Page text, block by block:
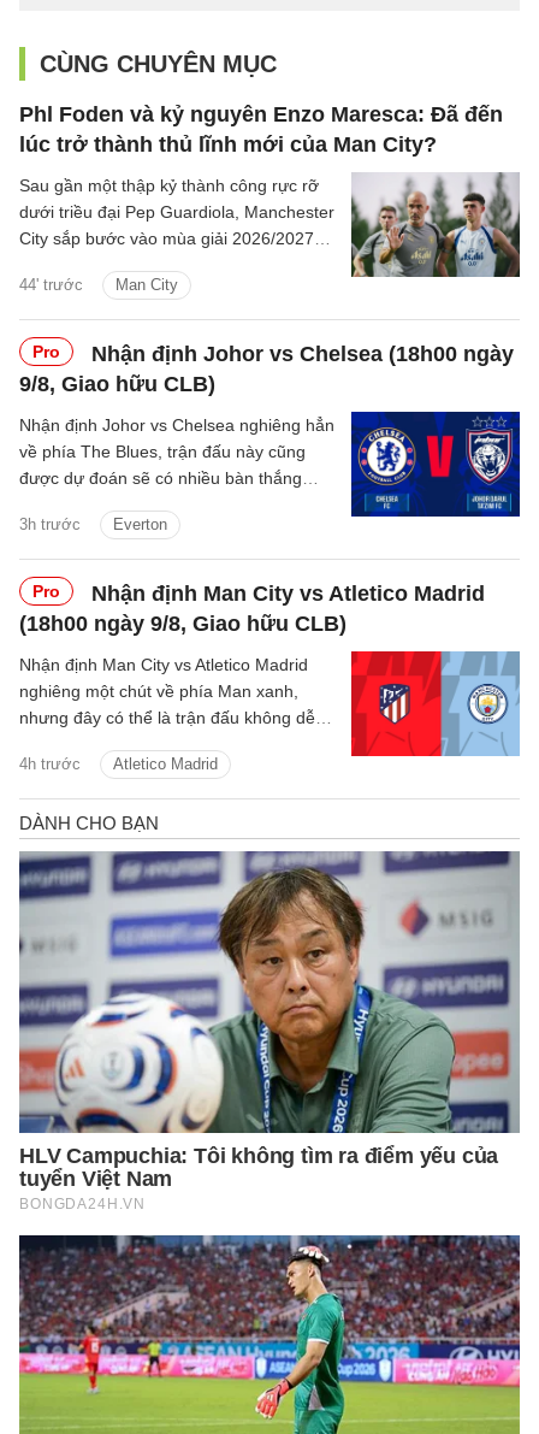
CÙNG CHUYÊN MỤC
Phl Foden và kỷ nguyên Enzo Maresca: Đã đến
lúc trở thành thủ lĩnh mới của Man City?
44' trước Man City
Sau gần một thập kỷ thành công rực rỡ
dưới triều đại Pep Guardiola, Manchester
City sắp bước vào mùa giải 2026/2027
trên băng ghế chỉ đạo.
Pro
Nhận định Johor vs Chelsea (18h00 ngày
9/8, Giao hữu CLB)
3h trước Everton
Nhận định Johor vs Chelsea nghiêng hẳn
về phía The Blues, trận đấu này cũng
được dự đoán sẽ có nhiều bàn thắng
Pro
Nhận định Man City vs Atletico Madrid
(18h00 ngày 9/8, Giao hữu CLB)
4h trước Atletico Madrid
Nhận định Man City vs Atletico Madrid
nghiêng một chút về phía Man xanh,
nhưng đây có thể là trận đấu không dễ